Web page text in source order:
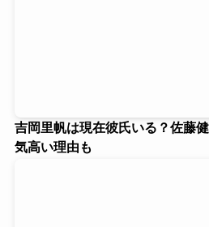
吉岡里帆は現在彼氏いる？佐藤
気高い理由も